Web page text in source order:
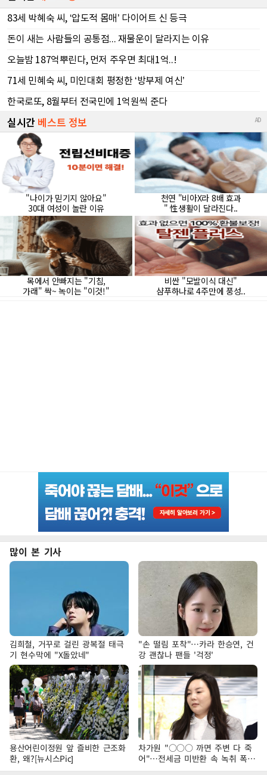
많이 본 기사
김희철, 거꾸로 걸린 광복절 태극
기 현수막에 "X돌았네"
"손 떨림 포착"…카라 한승연, 건
강 괜찮나 팬들 '걱정'
용산어린이정원 앞 즐비한 근조화
환, 왜?[뉴시스Pic]
차가원 "○○○ 까면 주변 다 죽
어"…전세금 미반환 속 녹취 폭로
파장